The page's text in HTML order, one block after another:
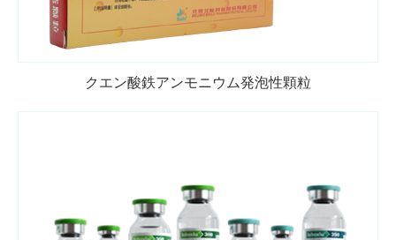
クエン酸鉄アンモニウム発泡性顆粒